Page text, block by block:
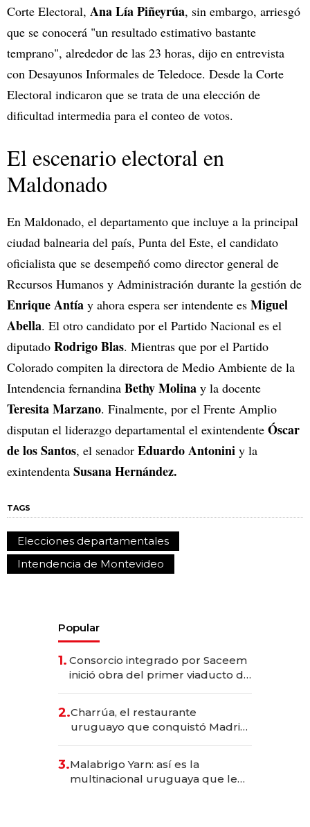
Corte Electoral, Ana Lía Piñeyrúa, sin embargo, arriesgó
que se conocerá "un resultado estimativo bastante
temprano", alrededor de las 23 horas, dijo en entrevista
con Desayunos Informales de Teledoce. Desde la Corte
Electoral indicaron que se trata de una elección de
dificultad intermedia para el conteo de votos.
El escenario electoral en
Maldonado
En Maldonado, el departamento que incluye a la principal
ciudad balnearia del país, Punta del Este, el candidato
oficialista que se desempeñó como director general de
Recursos Humanos y Administración durante la gestión de
Enrique Antía y ahora espera ser intendente es Miguel
Abella. El otro candidato por el Partido Nacional es el
diputado Rodrigo Blas. Mientras que por el Partido
Colorado compiten la directora de Medio Ambiente de la
Intendencia fernandina Bethy Molina y la docente
Teresita Marzano. Finalmente, por el Frente Amplio
disputan el liderazgo departamental el exintendente Óscar
de los Santos, el senador Eduardo Antonini y la
exintendenta Susana Hernández.
TAGS
Elecciones departamentales
Intendencia de Montevideo
Popular
1. Consorcio integrado por Saceem
inició obra del primer viaducto de
millones
2.Charrúa, el restaurante
uruguayo que conquistó Madrid:
anticipación y prepara apertura
3.Malabrigo Yarn: así es la
multinacional uruguaya que le